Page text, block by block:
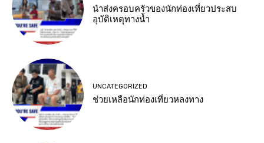
นำส่งครอบครัวของนักท่องเที่ยวประสบ
อุบัติเหตุทางน้ำ
UNCATEGORIZED
ช่วยเหลือนักท่องเที่ยวหลงทาง